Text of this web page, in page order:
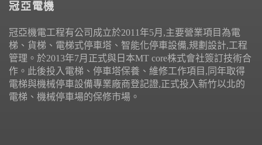
冠亞電機
冠亞機電工程有公司成立於2011年5月,主要營業項目為電
梯、貨梯、電梯式停車塔、智能化停車設備,規劃設計,工程
管理。於2013年7月正式與日本MT core株式會社簽訂技術合
作。此後投入電梯、停車塔保養、維修工作項目,同年取得
電梯與機械停車設備專業廠商登記證,正式投入新竹以北的
電梯、機械停車場的保修市場。